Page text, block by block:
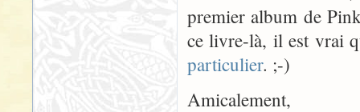
premier album de
ce livre-là, il est vrai
particulier. ;-)
Amicalement,